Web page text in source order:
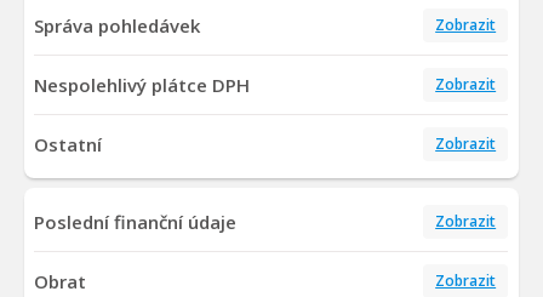
Správa pohledávek Zobrazit
Nespolehlivý plátce DPH Zobrazit
Ostatní Zobrazit
Poslední finanční údaje Zobrazit
Obrat Zobrazit